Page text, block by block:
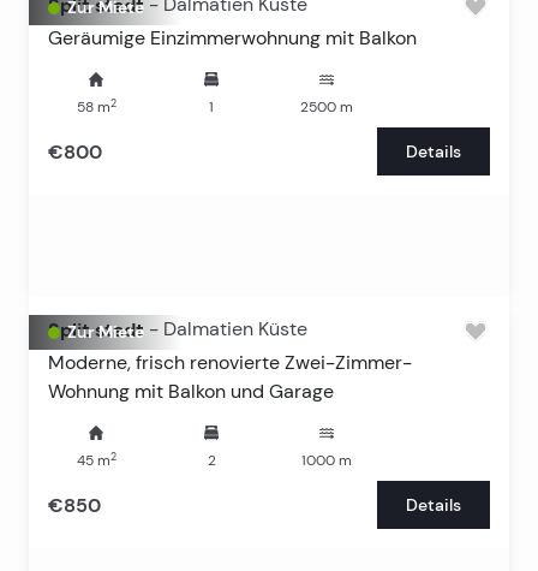
Zur Miete
Split stadt
Geräumige Einzimmerwohnung mit Balkon
58m2 1 2500 m
€800 Details
Zur Miete
Split stadt - Dalmatien Küste
Moderne, frisch renovierte Zwei-Zimmer-
Wohnung mit Balkon und Garage
45m2 2 1000 m
€850 Details